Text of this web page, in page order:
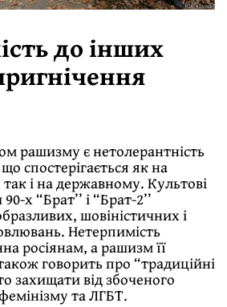
до інших
рашизму є нетолерантність
спостерігається як на
і на державному. Культові
х “Брат’’ і “Брат-2’’
шовіністичних і
Нетерпимість
росіянам, а рашизм її
говорить про “традиційні
захищати від збоченого
та ЛГБТ.